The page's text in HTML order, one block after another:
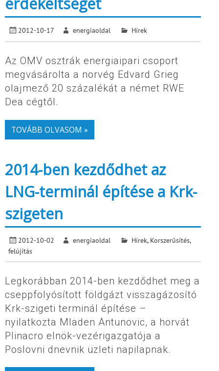
2012-10-17 energiaoldal Hírek
Az OMV osztrák energiaipari csoport
megvásárolta a norvég Edvard Grieg
olajmező 20 százalékát a német RWE
Dea cégtől.
TOVÁBB OLVASOM »
2014-ben kezdődhet az
LNG-terminál építése a Krk-
szigeten
2012-10-02 energiaoldal Hírek, Korszerűsítés,
felújítás
Legkorábban 2014-ben kezdődhet meg a
cseppfolyósított földgázt visszagázosító
Krk-szigeti terminál építése –
nyilatkozta Mladen Antunovic, a horvát
Plinacro elnök-vezérigazgatója a
Poslovni dnevnik üzleti napilapnak.